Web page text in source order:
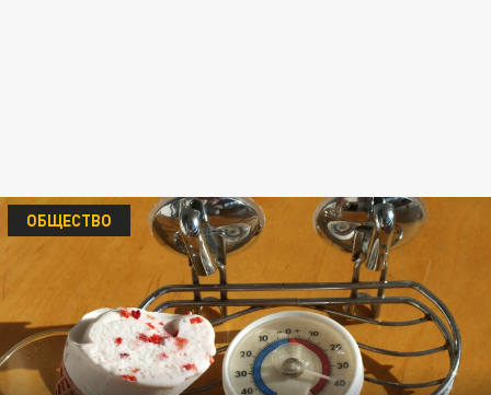
ОБЩЕСТВО